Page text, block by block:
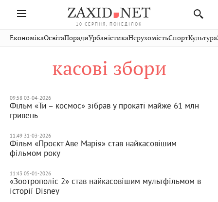
10 СЕРПНЯ, ПОНЕДІЛОК
Івано-
Франківськ
Волинь
Рівне
Чернівці
Стрий
Хмельницький
Публікації
Авто СловкоКультура
Кіно Дім Спорт
ЕкономікаОсвітаПорадиУрбаністикаНерухомістьСпортКультура
касові збори
09:58 03-04-2026
Фільм «Ти – космос» зібрав у прокаті майже 61 млн
гривень
11:49 31-03-2026
Фільм «Проєкт Аве Марія» став найкасовішим
фільмом року
11:43 05-01-2026
«Зоотрополіс 2» став найкасовішим мультфільмом в
історії Disney